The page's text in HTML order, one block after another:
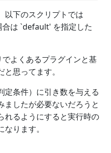
以下のスクリプトでは
合は `default' を指定した
よくあるプラグインと基
思ってます。
定条件）に引き数を与える
ましたが必要ないだろうと
れるようにすると実行時の
ります。